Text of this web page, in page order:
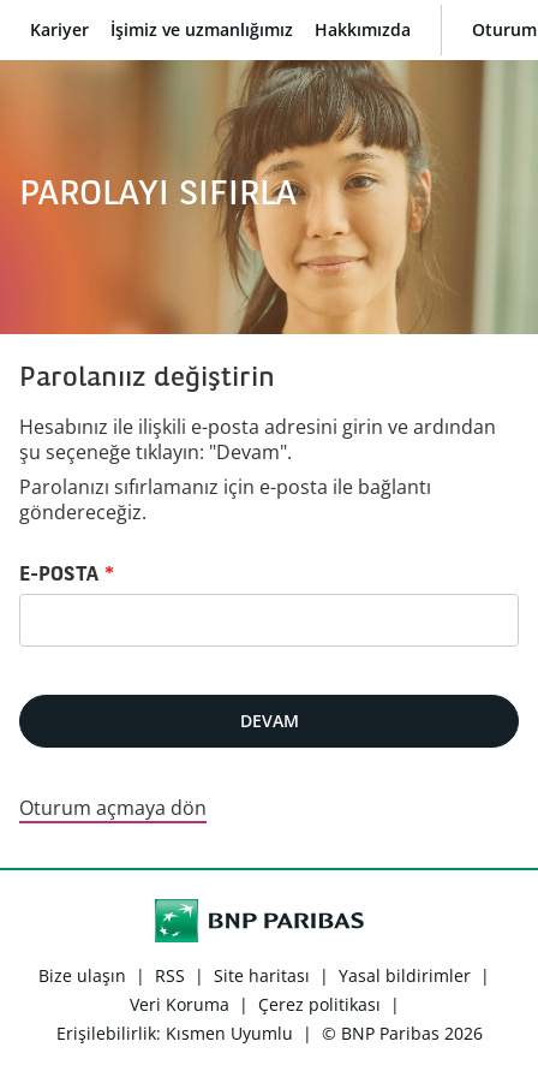
BNP Paribas
Kariyer İşimiz ve uzmanlığımız Hakkımızda
PAROLAYI SIFIRLA
Parolanıız değiştirin
Hesabınız ile ilişkili e-posta adresini girin ve ardından
şu seçeneğe tıklayın: "Devam".
Parolanızı sıfırlamanız için e-posta ile bağlantı
göndereceğiz.
Parolanızı e-postanız ile sıfırlayın
E-POSTA *
DEVAM
Oturum açmaya dön
Bize ulaşın | RSS | Site haritası | Yasal bildirimler |
Veri Koruma
| Çerez politikası
|
Erişilebilirlik: Kısmen Uyumlu
| © BNP Paribas 2026